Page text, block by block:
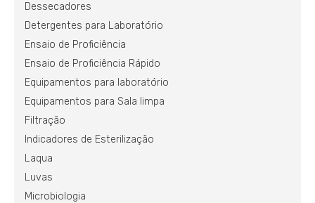
Dessecadores
Detergentes para Laboratório
Ensaio de Proficiência
Ensaio de Proficiência Rápido
Equipamentos para laboratório
Equipamentos para Sala limpa
Filtração
Indicadores de Esterilização
Laqua
Luvas
Microbiologia